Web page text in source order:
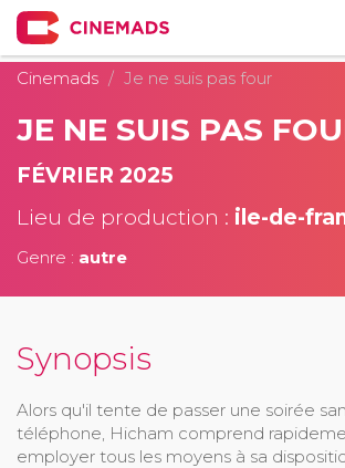
Cinemads
Je ne suis pas four
JE NE SUIS PAS
FÉVRIER 2025
Lieu de production : ile-de-
Genre : autre
Synopsis
Alors qu'il tente de passer une soirée
téléphone, Hicham comprend
employer tous les moyens à sa